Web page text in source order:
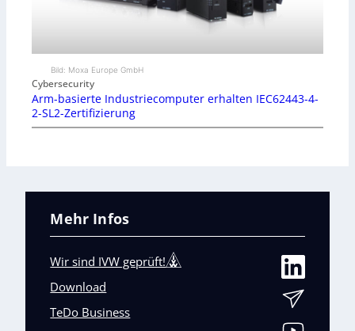
Bild: Moxa Europe GmbH
Cybersecurity
Arm-basierte Industriecomputer erhalten IEC62443-4-
2-SL2-Zertifizierung
Mehr Infos
Wir sind IVW geprüft!
Download
TeDo Business